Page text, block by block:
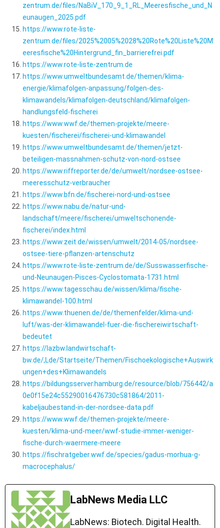
zentrum.de/files/NaBiV_170_9_1_RL_Meeresfische_und_N
eunaugen_2025.pdf
https://www.rote-liste-
zentrum.de/files/2025%2005%2028%20Rote%20Liste%20M
eeresfische%20Hintergrund_fin_barrierefrei.pdf
https://www.rote-liste-zentrum.de
https://www.umweltbundesamt.de/themen/klima-
energie/klimafolgen-anpassung/folgen-des-
klimawandels/klimafolgen-deutschland/klimafolgen-
handlungsfeld-fischerei
https://www.wwf.de/themen-projekte/meere-
kuesten/fischerei/fischerei-und-klimawandel
https://www.umweltbundesamt.de/themen/jetzt-
beteiligen-massnahmen-schutz-von-nord-ostsee
https://www.riffreporter.de/de/umwelt/nordsee-ostsee-
meeresschutz-verbraucher
https://www.bfn.de/fischerei-nord-und-ostsee
https://www.nabu.de/natur-und-
landschaft/meere/fischerei/umweltschonende-
fischerei/index.html
https://www.zeit.de/wissen/umwelt/2014-05/nordsee-
ostsee-tiere-pflanzen-artenschutz
https://www.rote-liste-zentrum.de/de/Susswasserfische-
und-Neunaugen-Pisces-Cyclostomata-1731.html
https://www.tagesschau.de/wissen/klima/fische-
klimawandel-100.html
https://www.thuenen.de/de/themenfelder/klima-und-
luft/was-der-klimawandel-fuer-die-fischereiwirtschaft-
bedeutet
https://lazbw.landwirtschaft-
bw.de/,Lde/Startseite/Themen/Fischoekologische+Auswirk
ungen+des+Klimawandels
https://bildungsserver.hamburg.de/resource/blob/756442/a
0e0f15e24c55290016476730c581864/2011-
kabeljaubestand-in-der-nordsee-data.pdf
https://www.wwf.de/themen-projekte/meere-
kuesten/klima-und-meer/wwf-studie-immer-weniger-
fische-durch-waermere-meere
https://fischratgeber.wwf.de/species/gadus-morhua-g-
macrocephalus/
LabNews Media LLC
LabNews: Biotech. Digital Health.